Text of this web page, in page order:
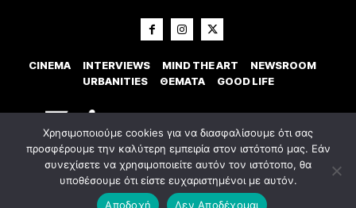
CINEMA INTERVIEWS MIND THE ART
NEWSROOM
URBANITIES
ΘΕΜΑΤΑ GOOD LIFE
© 2023 Εxostispress - All right reserved. Κατασκευή Ιστοσελίδας
digital agency
Χρησιμοποιούμε cookies για να διασφαλίσουμε ότι σας
προσφέρουμε την καλύτερη εμπειρία στον ιστότοπό μας. Εάν
συνεχίσετε να χρησιμοποιείτε αυτόν τον ιστότοπο, θα
υποθέσουμε ότι είστε ευχαριστημένοι με αυτόν.
Αποδοχή
Δεν Αποδέχομαι